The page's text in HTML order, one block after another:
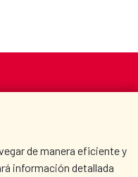
de manera eficiente y
información detallada